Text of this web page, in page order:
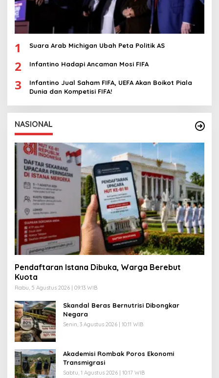
1 Suara Arab Michigan Ubah Peta Politik AS
2 Infantino Hadapi Ancaman Mosi FIFA
3
Infantino Jual Saham FIFA, UEFA Akan Boikot Piala
Dunia dan Kompetisi FIFA!
NASIONAL
Pendaftaran Istana Dibuka, Warga Berebut
Kuota
Rabu, 5 Agustus 2026 | 09:13 WIB
Skandal Beras Bernutrisi Dibongkar
Negara
Senin, 3 Agustus 2026 | 10:11 WIB
Akademisi Rombak Poros Ekonomi
Transmigrasi
Sabtu, 1 Agustus 2026 | 10:17 WIB